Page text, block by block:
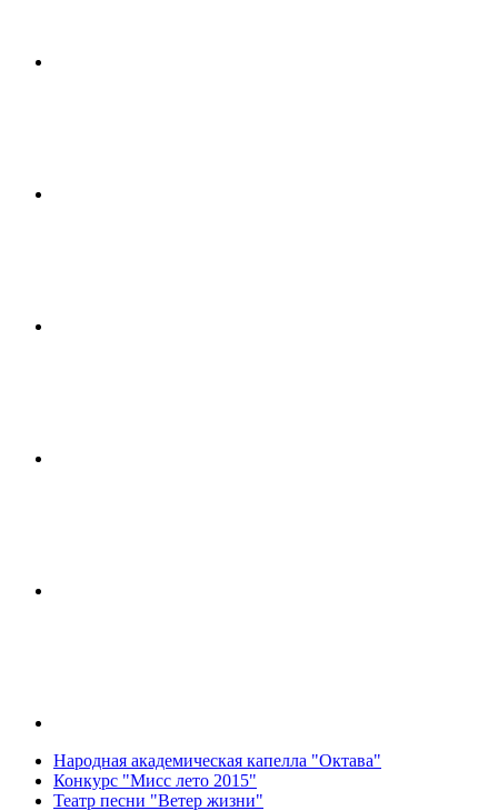
Народная академическая капелла "Октава"
Конкурс "Мисс лето 2015"
Театр песни "Ветер жизни"